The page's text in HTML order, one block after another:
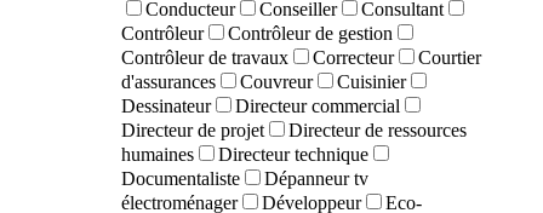
Conducteur
Conseiller
Consultant
Contrôleur
Contrôleur de gestion
Contrôleur de travaux
Correcteur
Courtier
d'assurances
Couvreur
Cuisinier
Dessinateur
Directeur commercial
Directeur de projet
Directeur de ressources
humaines
Directeur technique
Documentaliste
Dépanneur tv
électroménager
Développeur
Eco-